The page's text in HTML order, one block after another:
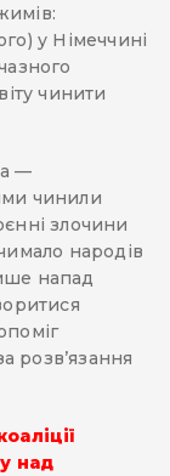
у Німеччині
чинити
—
чинили
злочини
народів
напад
розв’язання
над